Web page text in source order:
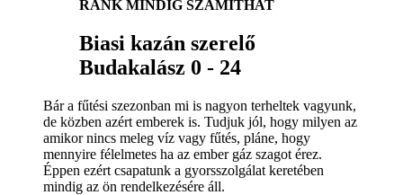
RÁNK MINDIG SZÁMÍTHAT
Biasi kazán szerelő
Budakalász 0 - 24
Bár a fűtési szezonban mi is nagyon terheltek vagyunk,
de közben azért emberek is. Tudjuk jól, hogy milyen az
amikor nincs meleg víz vagy fűtés, pláne, hogy
mennyire félelmetes ha az ember gáz szagot érez.
Éppen ezért csapatunk a gyorsszolgálat keretében
mindig az ön rendelkezésére áll.